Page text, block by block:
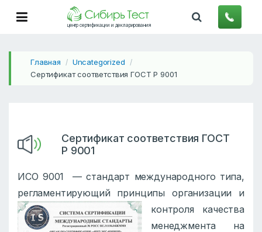
центр сертификации и декларирования
Главная / Uncategorized /
Сертификат соответствия ГОСТ Р 9001
Сертификат соответствия ГОСТ
Р 9001
ИСО 9001 — стандарт международного типа,
регламентирующий принципы организации и
контроля качества
менеджмента на